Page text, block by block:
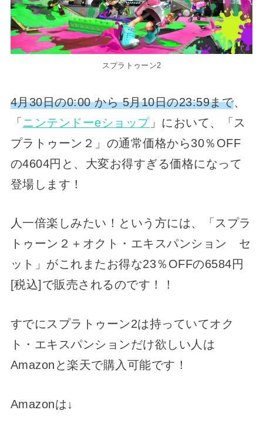
スプラトゥーン2
4月30日の0:00 から 5月10日の23:59まで、
「 ニンテンドーeショップ」において、「ス
プラトゥーン２」の通常価格から30％OFF
の4604円と、大変お得すぎる価格になって
登場します！
人一倍楽しみたい！という方には、「スプラ
トゥーン２＋オクト・エキスパンション セ
ット」がこれまたお得な23％OFFの6584円
[税込]で販売されるのです！！
すでにスプラトゥーン2は持っていてオク
ト・エキスパンションだけ欲しい人は
Amazonと楽天で購入可能です！
Amazonは↓